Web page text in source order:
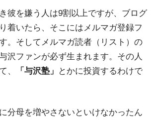
彼を嫌う人は9割以上ですが、ブログ
着いたら、そこにはメルマガ登録フ
。そしてメルマガ読者（リスト）の
沢ファンが必ず生まれます。その人
、
「与沢塾」
とかに投資するわけで
分母を増やさないといけなかったん